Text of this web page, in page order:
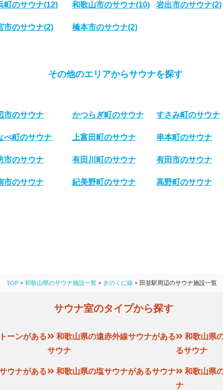
町のサウナ(12) 和歌山市のサウナ(10) 岩出市のサウナ(2)
市のサウナ(2) 橋本市のサウナ(2)
その他のエリアからサウナを探す
市のサウナ かつらぎ町のサウナ すさみ町のサウナ
べ町のサウナ 上富田町のサウナ 串本町のサウナ
市のサウナ 有田川町のサウナ 有田市のサウナ
市のサウナ 紀美野町のサウナ 高野町のサウナ
TOP> 和歌山県のサウナ施設一覧> きのくに線 > 田並駅周辺のサウナ施設一覧
サウナ室のタイプから探す
ーンがある
和歌山県の遠赤外線サウナがある
サウナ
和歌山県
るサウナ
ウナがある
和歌山県の塩サウナがあるサウナ
和歌山県
ナ